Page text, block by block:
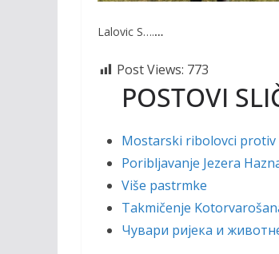
Lalovic S….…
Post Views: 773
POSTOVI
Mostarski ribolovci protiv
Poribljavanje Jezera
Više pastrmke
Takmičenje
Чувари ријека и